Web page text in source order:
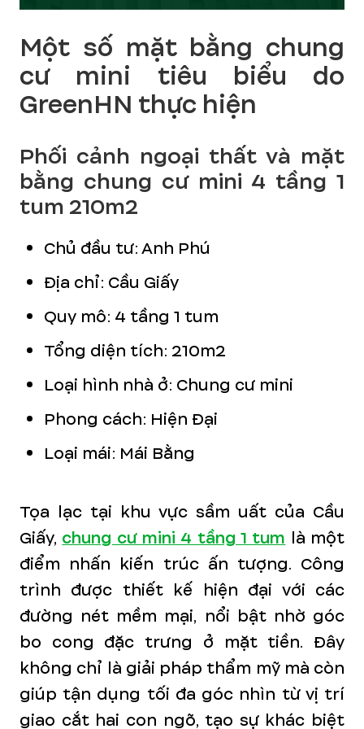
Một số mặt bằng chung
cư mini tiêu biểu do
GreenHN thực hiện
Phối cảnh ngoại thất và mặt
bằng chung cư mini 4 tầng 1
tum 210m2
Chủ đầu tư: Anh Phú
Địa chỉ: Cầu Giấy
Quy mô: 4 tầng 1 tum
Tổng diện tích: 210m2
Loại hình nhà ở: Chung cư mini
Phong cách: Hiện Đại
Loại mái: Mái Bằng
Tọa lạc tại khu vực sầm uất của Cầu
Giấy, chung cư mini 4 tầng 1 tum là một
điểm nhấn kiến trúc ấn tượng. Công
trình được thiết kế hiện đại với các
đường nét mềm mại, nổi bật nhờ góc
bo cong đặc trưng ở mặt tiền. Đây
không chỉ là giải pháp thẩm mỹ mà còn
giúp tận dụng tối đa góc nhìn từ vị trí
giao cắt hai con ngõ, tạo sự khác biệt